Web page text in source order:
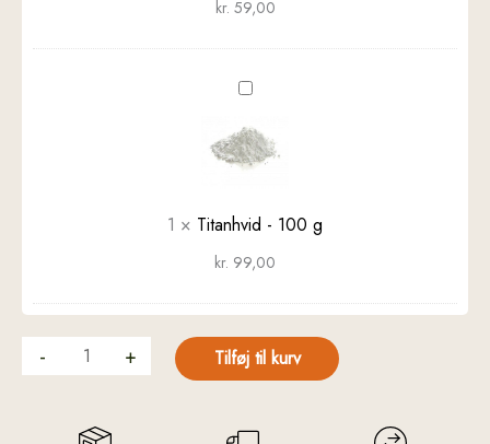
kr. 59,00
Titanhvid
100
g
1 × Titanhvid - 100 g
kr. 99,00
- + Tilføj til kurv